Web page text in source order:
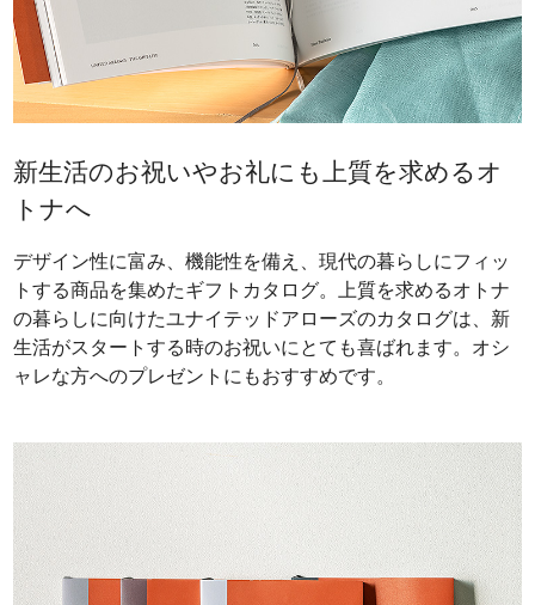
新生活のお祝いやお礼にも上質を求めるオ
トナへ
デザイン性に富み、機能性を備え、現代の暮らしにフィッ
トする商品を集めたギフトカタログ。上質を求めるオトナ
の暮らしに向けたユナイテッドアローズのカタログは、新
生活がスタートする時のお祝いにとても喜ばれます。オシ
ャレな方へのプレゼントにもおすすめです。